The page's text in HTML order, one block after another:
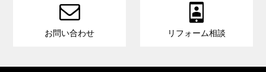

お問い合わせ

リフォーム相談